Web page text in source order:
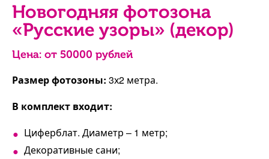
Новогодняя фотозона
«Русские узоры» (декор)
Цена: от 50000 рублей
Размер фотозоны: 3х2 метра.
В комплект входит:
Циферблат. Диаметр – 1 метр;
Декоративные сани;